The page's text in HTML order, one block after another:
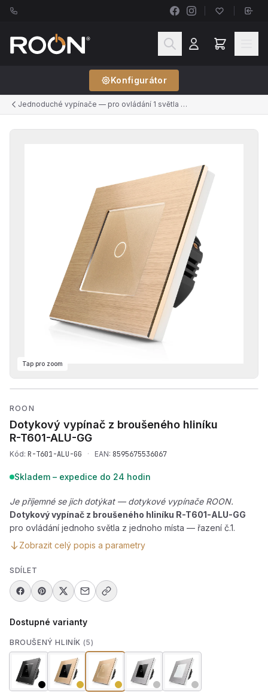
Konfigurátor
Jednoduché vypínače — pro ovládání 1 světla z 1 místa (řazení č.1)
Tap pro zoom
ROON
Dotykový vypínač z broušeného hliníku
R-T601-ALU-GG
Kód: R-T601-ALU-GG · EAN: 8595675536067
Skladem – expedice do 24 hodin
Je příjemné se jich dotýkat — dotykové vypínače ROON.
Dotykový vypínač z broušeného hliníku R-T601-ALU-GG
pro ovládání jednoho světla z jednoho místa — řazení č.1.
Zobrazit celý popis a parametry
SDÍLET
Dostupné varianty
BROUŠENÝ HLINÍK (5)